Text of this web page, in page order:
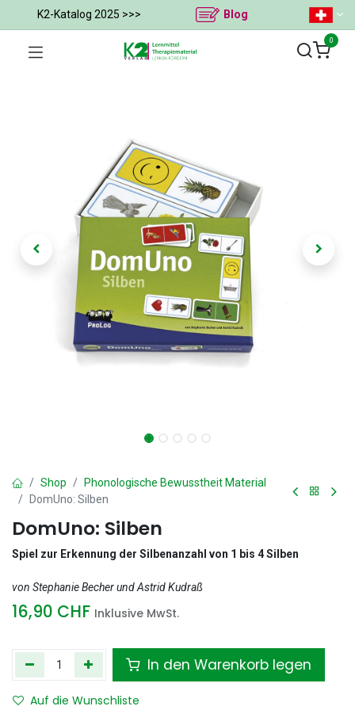
K2-Katalog 2025 >>> Blog
0
Shop
Phonologische Bewusstheit Material
DomUno: Silben
DomUno: Silben
Spiel zur Erkennung der Silbenanzahl von 1 bis 4 Silben
von Stephanie Becher und Astrid Kudraß
16,90 CHF Inklusive MwSt.
In den Warenkorb legen
Auf die Wunschliste